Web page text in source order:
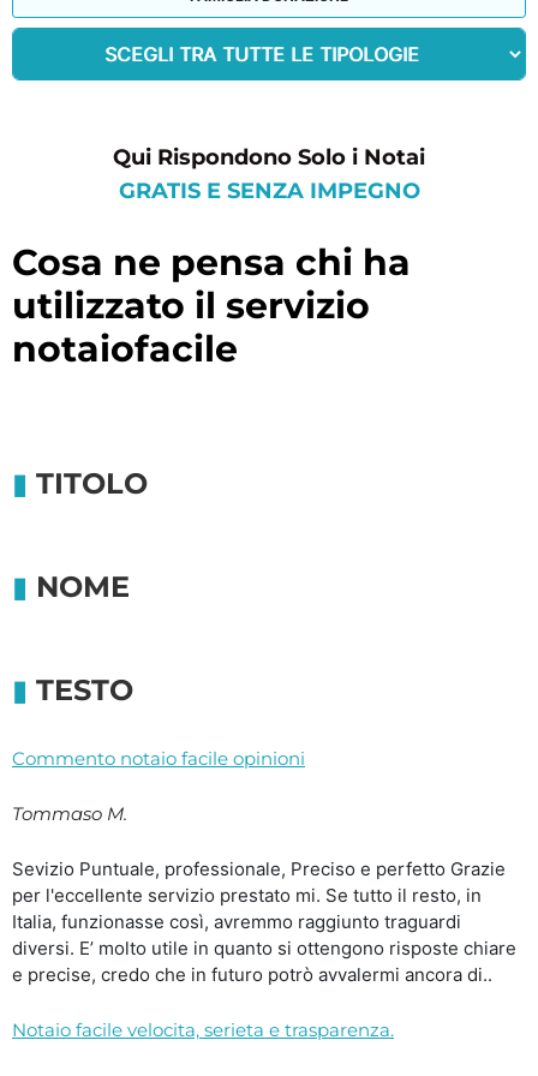
Qui Rispondono Solo i Notai
GRATIS E SENZA IMPEGNO
cosa ne pensa chi ha
utilizzato il servizio
notaiofacile
TITOLO
NOME
TESTO
Commento notaio facile opinioni
Tommaso M.
Sevizio Puntuale, professionale, Preciso e perfetto Grazie
per l'eccellente servizio prestato mi. Se tutto il resto, in
Italia, funzionasse così, avremmo raggiunto traguardi
diversi. E’ molto utile in quanto si ottengono risposte chiare
e precise, credo che in futuro potrò avvalermi ancora di..
Notaio facile velocita, serieta e trasparenza.